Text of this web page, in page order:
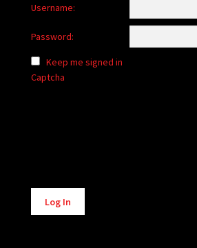
Username:
Password:
Keep me signed in
Captcha
Alternative:
Log In